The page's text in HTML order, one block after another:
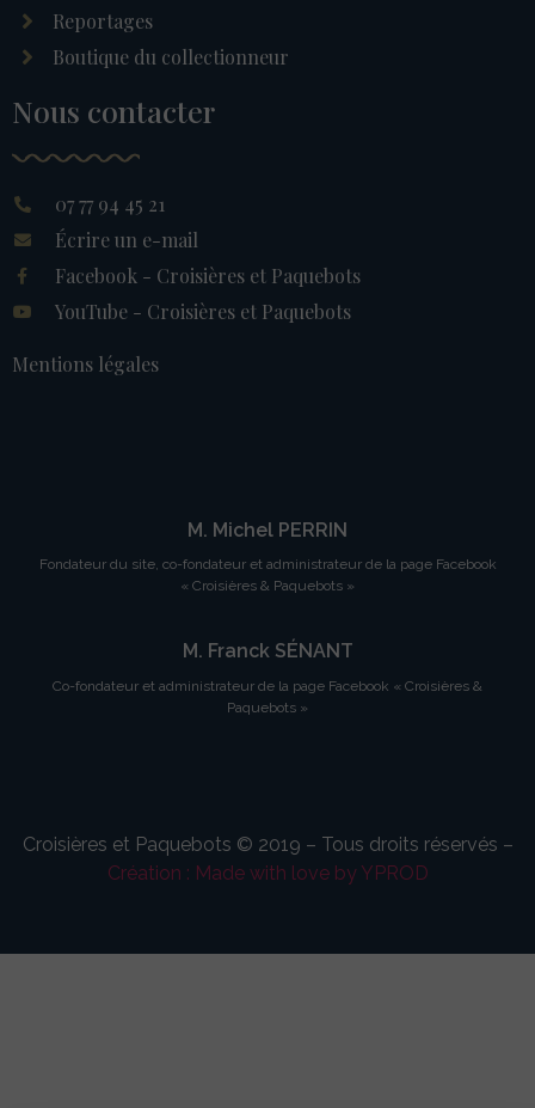
Reportages
Boutique du collectionneur
Nous contacter
07 77 94 45 21
Écrire un e-mail
Facebook - Croisières et Paquebots
YouTube - Croisières et Paquebots
Mentions légales
M. Michel PERRIN
Fondateur du site, co-fondateur et administrateur de la page Facebook
« Croisières & Paquebots »
M. Franck SÉNANT
Co-fondateur et administrateur de la page Facebook « Croisières &
Paquebots »
Croisières et Paquebots © 2019 – Tous droits réservés –
Création : Made with love by YPROD